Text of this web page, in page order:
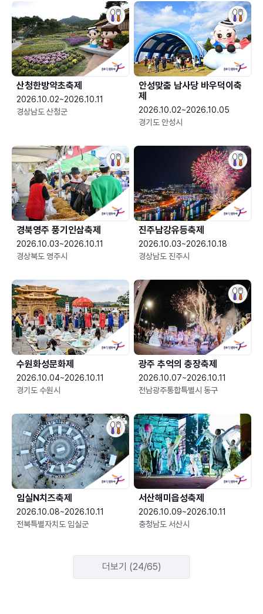
산청한방약초축제
2026.10.02~2026.10.11
경상남도 산청군
안성맞춤 남사당 바우덕이축
제
2026.10.02~2026.10.05
경기도 안성시
경북영주 풍기인삼축제
2026.10.03~2026.10.11
경상북도 영주시
진주남강유등축제
2026.10.03~2026.10.18
경상남도 진주시
수원화성문화제
2026.10.04~2026.10.11
경기도 수원시
광주 추억의 충장축제
2026.10.07~2026.10.11
전남광주통합특별시 동구
임실N치즈축제
2026.10.08~2026.10.11
전북특별자치도 임실군
서산해미읍성축제
2026.10.09~2026.10.11
충청남도 서산시
더보기 (24/65)